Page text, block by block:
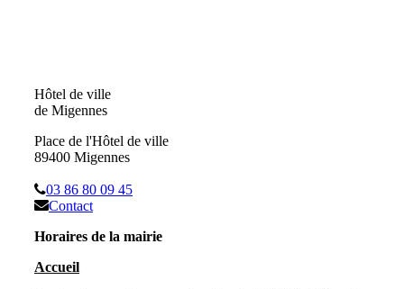
Hôtel de ville
de Migennes
Place de l'Hôtel de ville
89400 Migennes
03 86 80 09 45
Contact
Horaires de la mairie
Accueil